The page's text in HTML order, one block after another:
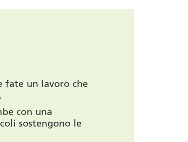
fate un lavoro che
con una
sostengono le